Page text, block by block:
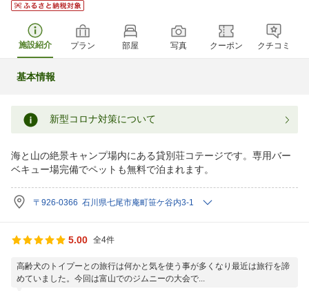
施設紹介 プラン 部屋 写真 クーポン クチコミ
基本情報
新型コロナ対策について
海と山の絶景キャンプ場内にある貸別荘コテージです。専用バー
ベキュー場完備でペットも無料で泊まれます。
〒926-0366 石川県七尾市庵町笹ケ谷内3-1
5.00 全4件
高齢犬のトイプーとの旅行は何かと気を使う事が多くなり最近は旅行を諦
めていました。今回は富山でのジムニーの大会で...